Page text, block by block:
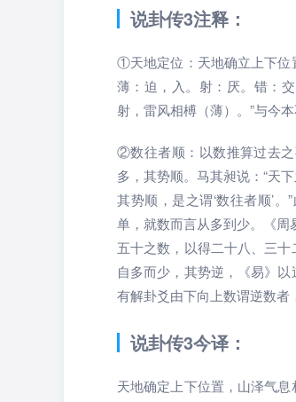
说卦传3注释：
①天地定位：天地确立上下位
薄：迫，入。射：厌。错：
射，雷风相榑（薄）。”与今本
②数往者顺：以数推算过去
多，其势顺。马其昶说：“天
其势顺，是之谓‘数往者顺’
单，就数而言从多到少。《
五十之数，以得二十八、三
自多而少，其势逆，《易》
有解卦爻由下向上数谓逆数者
说卦传3今译：
天地确定上下位置，山泽气